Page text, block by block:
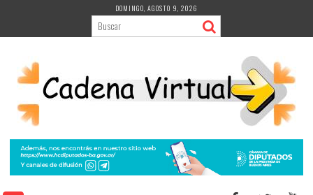
contenido
DOMINGO, AGOSTO 9, 2026